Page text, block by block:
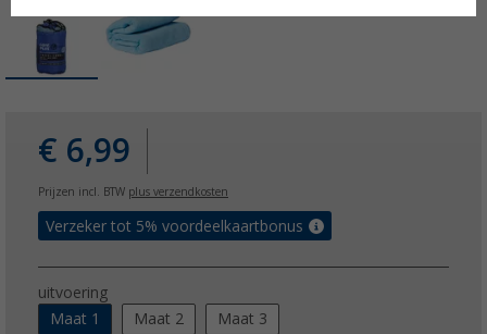
€ 6,99
Prijzen incl. BTW plus verzendkosten
Verzeker tot 5% voordeelkaartbonus
uitvoering
Maat 1
Maat 2 Maat 3